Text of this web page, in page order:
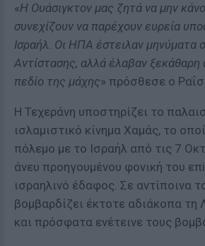
«Η Ουάσιγκτον μας ζητά να μην
συνεχίζουν να παρέχουν ευρεία
Ισραήλ. Οι ΗΠΑ έστειλαν μηνύματα
Αντίστασης, αλλά έλαβαν ξεκάθαρη
πεδίο της μάχης» πρόσθεσε ο
Η Τεχεράνη υποστηρίζει το
ισλαμιστικό κίνημα Χαμάς, το
πόλεμο με το Ισραήλ από τις 7
άνευ προηγουμένου φονική του
ισραηλινό έδαφος. Σε αντίποινα
βομβαρδίζει έκτοτε αδιάκοπα τη
και πρόσφατα ενέτεινε τους